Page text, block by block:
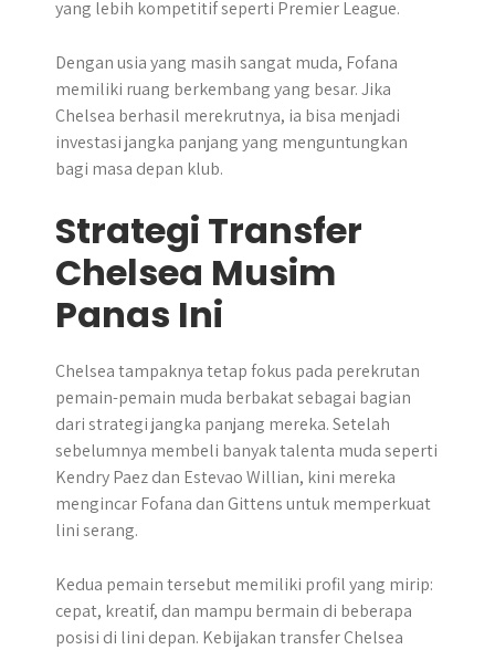
yang lebih kompetitif seperti Premier League.
Dengan usia yang masih sangat muda, Fofana
memiliki ruang berkembang yang besar. Jika
Chelsea berhasil merekrutnya, ia bisa menjadi
investasi jangka panjang yang menguntungkan
bagi masa depan klub.
Strategi Transfer
Chelsea Musim
Panas Ini
Chelsea tampaknya tetap fokus pada perekrutan
pemain-pemain muda berbakat sebagai bagian
dari strategi jangka panjang mereka. Setelah
sebelumnya membeli banyak talenta muda seperti
Kendry Paez dan Estevao Willian, kini mereka
mengincar Fofana dan Gittens untuk memperkuat
lini serang.
Kedua pemain tersebut memiliki profil yang mirip:
cepat, kreatif, dan mampu bermain di beberapa
posisi di lini depan. Kebijakan transfer Chelsea